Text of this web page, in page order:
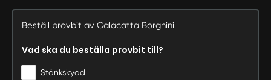
Beställ provbit av Calacatta Borghini
Vad ska du beställa provbit till?
Stänkskydd